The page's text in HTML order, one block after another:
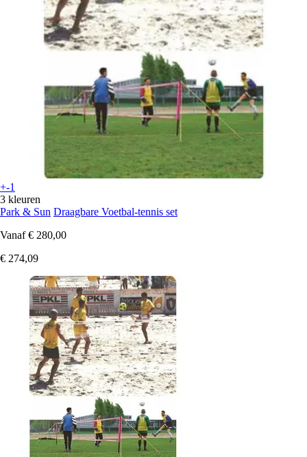
+-1
3 kleuren
Park & Sun Draagbare Voetbal-tennis set
Vanaf € 280,00
€ 274,09